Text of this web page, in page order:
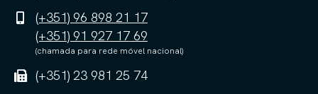
(+351) 96 898 21 17
(+351) 91 927 17 69
(chamada para rede móvel nacional)
(+351) 23 981 25 74